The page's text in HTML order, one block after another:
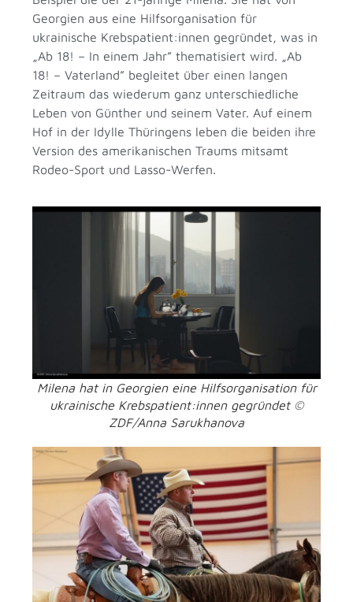
Georgien aus eine Hilfsorganisation für
ukrainische Krebspatient:innen gegründet, was in
„Ab 18! – In einem Jahr” thematisiert wird. „Ab
18! – Vaterland” begleitet über einen langen
Zeitraum das wiederum ganz unterschiedliche
Leben von Günther und seinem Vater. Auf einem
Hof in der Idylle Thüringens leben die beiden ihre
Version des amerikanischen Traums mitsamt
Rodeo-Sport und Lasso-Werfen.
Milena hat in Georgien eine Hilfsorganisation für
ukrainische Krebspatient:innen gegründet ©
ZDF/Anna Sarukhanova